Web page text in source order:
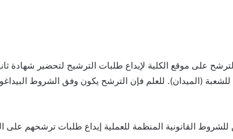
على موقع الكلية لإيداع طلبات الترشيح لتحضير
للشعبة (الميدان). للعلم فإن الترشح يكون وفق الشروط
المنظمة للعملية إيداع طلبات ترشحهم على الرابط المرفق ابتداء